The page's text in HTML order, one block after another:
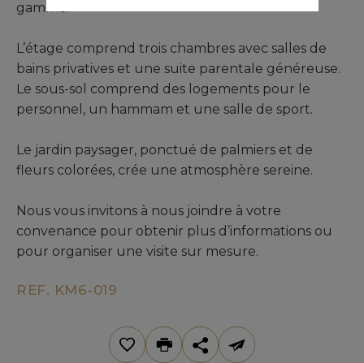
gamme.
L’étage comprend trois chambres avec salles de
bains privatives et une suite parentale généreuse.
Le sous-sol comprend des logements pour le
personnel, un hammam et une salle de sport.
Le jardin paysager, ponctué de palmiers et de
fleurs colorées, crée une atmosphère sereine.
Nous vous invitons à nous joindre à votre
convenance pour obtenir plus d’informations ou
pour organiser une visite sur mesure.
REF. KM6-019